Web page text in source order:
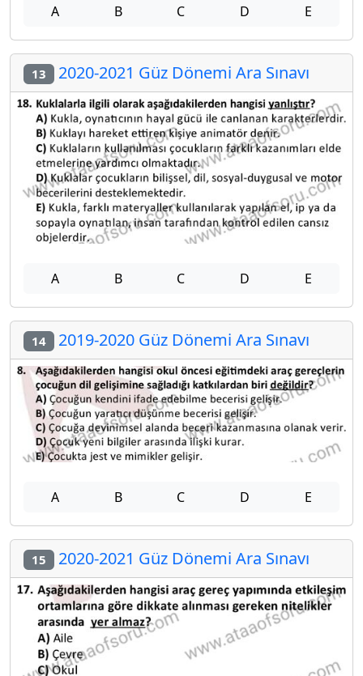
A B C D E
13 2020-2021 Güz Dönemi Ara Sınavı
A B C D E
14 2019-2020 Güz Dönemi Ara Sınavı
A B C D E
15 2020-2021 Güz Dönemi Ara Sınavı